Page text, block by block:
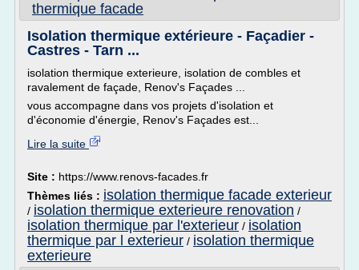
thermique facade
Isolation thermique extérieure - Façadier -
Castres - Tarn ...
isolation thermique exterieure, isolation de combles et
ravalement de façade, Renov's Façades ...
vous accompagne dans vos projets d'isolation et
d'économie d'énergie, Renov's Façades est...
Lire la suite
Site : https://www.renovs-facades.fr
Thèmes liés : isolation thermique facade exterieur
/ isolation thermique exterieure renovation /
isolation thermique par l'exterieur / isolation
thermique par l exterieur / isolation thermique
exterieure